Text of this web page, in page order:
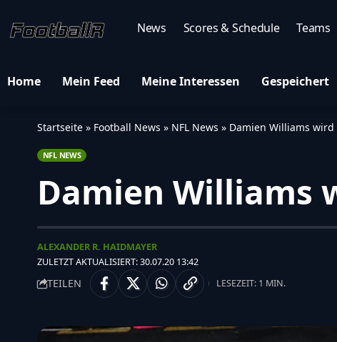
News Scores & Schedule Teams
Home Mein Feed Meine Interessen Gespeichert
Startseite » Football News » NFL News » Damien Williams
NFL NEWS
Damien Williams
ZULETZT AKTUALISIERT: 30.07.20 13:42
ALEXANDER R. HAIDMAYER
TEILEN LESEZEIT: 1 MIN.